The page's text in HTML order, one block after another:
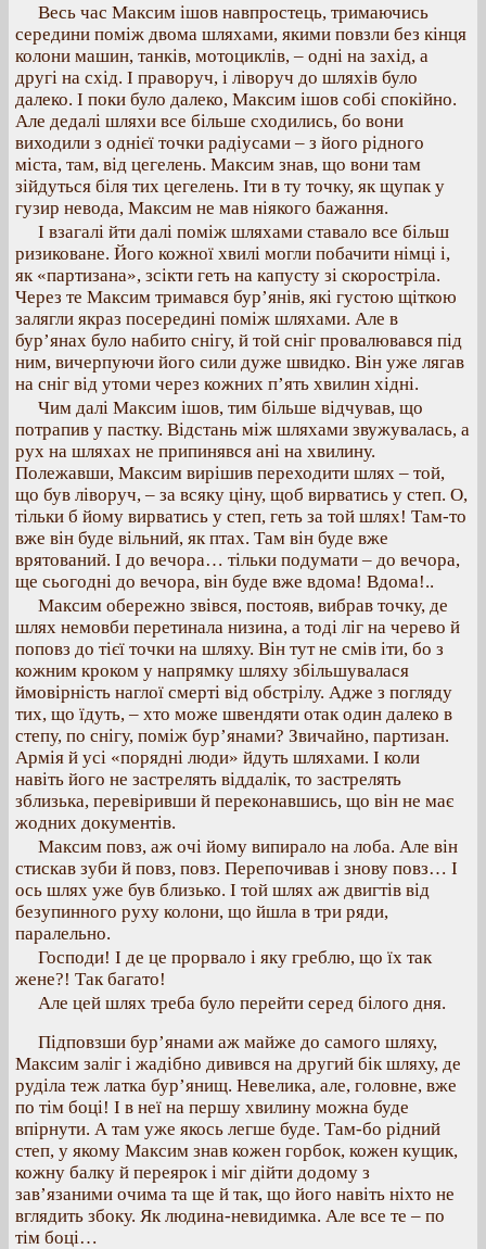
Весь час Максим ішов навпростець, тримаючись
середини поміж двома шляхами, якими повзли без кінця
колони машин, танків, мотоциклів, – одні на захід, а
другі на схід. І праворуч, і ліворуч до шляхів було
далеко. І поки було далеко, Максим ішов собі спокійно.
Але дедалі шляхи все більше сходились, бо вони
виходили з однієї точки радіусами – з його рідного
міста, там, від цегелень. Максим знав, що вони там
зійдуться біля тих цегелень. Іти в ту точку, як щупак у
гузир невода, Максим не мав ніякого бажання.
І взагалі йти далі поміж шляхами ставало все більш
ризиковане. Його кожної хвилі могли побачити німці і,
як «партизана», зсікти геть на капусту зі скоростріла.
Через те Максим тримався бур’янів, які густою щіткою
залягли якраз посередині поміж шляхами. Але в
бур’янах було набито снігу, й той сніг провалювався під
ним, вичерпуючи його сили дуже швидко. Він уже лягав
на сніг від утоми через кожних п’ять хвилин хідні.
Чим далі Максим ішов, тим більше відчував, що
потрапив у пастку. Відстань між шляхами звужувалась, а
рух на шляхах не припинявся ані на хвилину.
Полежавши, Максим вирішив переходити шлях – той,
що був ліворуч, – за всяку ціну, щоб вирватись у степ. О,
тільки б йому вирватись у степ, геть за той шлях! Там-то
вже він буде вільний, як птах. Там він буде вже
врятований. І до вечора… тільки подумати – до вечора,
ще сьогодні до вечора, він буде вже вдома! Вдома!..
Максим обережно звівся, постояв, вибрав точку, де
шлях немовби перетинала низина, а тоді ліг на черево й
поповз до тієї точки на шляху. Він тут не смів іти, бо з
кожним кроком у напрямку шляху збільшувалася
ймовірність наглої смерті від обстрілу. Адже з погляду
тих, що їдуть, – хто може швендяти отак один далеко в
степу, по снігу, поміж бур’янами? Звичайно, партизан.
Армія й усі «порядні люди» йдуть шляхами. І коли
навіть його не застрелять віддалік, то застрелять
зблизька, перевіривши й переконавшись, що він не має
жодних документів.
Максим повз, аж очі йому випирало на лоба. Але він
стискав зуби й повз, повз. Перепочивав і знову повз… І
ось шлях уже був близько. І той шлях аж двигтів від
безупинного руху колони, що йшла в три ряди,
паралельно.
Господи! І де це прорвало і яку греблю, що їх так
жене?! Так багато!
Але цей шлях треба було перейти серед білого дня.
Підповзши бур’янами аж майже до самого шляху,
Максим заліг і жадібно дивився на другий бік шляху, де
руділа теж латка бур’янищ. Невелика, але, головне, вже
по тім боці! І в неї на першу хвилину можна буде
впірнути. А там уже якось легше буде. Там-бо рідний
степ, у якому Максим знав кожен горбок, кожен кущик,
кожну балку й переярок і міг дійти додому з
зав’язаними очима та ще й так, що його навіть ніхто не
вглядить збоку. Як людина-невидимка. Але все те – по
тім боці…